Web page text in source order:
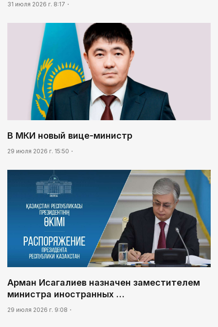
31 июля 2026 г. 8:17
В МКИ новый вице-министр
29 июля 2026 г. 15:50
Арман Исагалиев назначен заместителем
министра иностранных …
29 июля 2026 г. 9:08